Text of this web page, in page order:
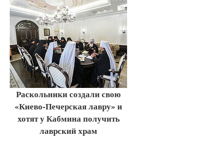
Раскольники создали свою
«Киево-Печерская лавру» и
хотят у Кабмина получить
лаврский храм